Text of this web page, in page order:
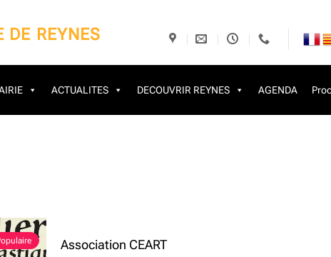
DE REYNES
ACTUALITES DECOUVRIR REYNES AGENDA
Association CEART